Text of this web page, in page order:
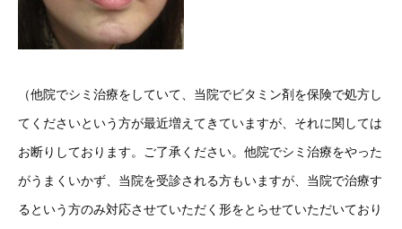
（他院でシミ治療をしていて、当院でビタミン剤を保険で処方し
てくださいという方が最近増えてきていますが、それに関しては
お断りしております。ご了承ください。他院でシミ治療をやった
がうまくいかず、当院を受診される方もいますが、当院で治療す
るという方のみ対応させていただく形をとらせていただいており